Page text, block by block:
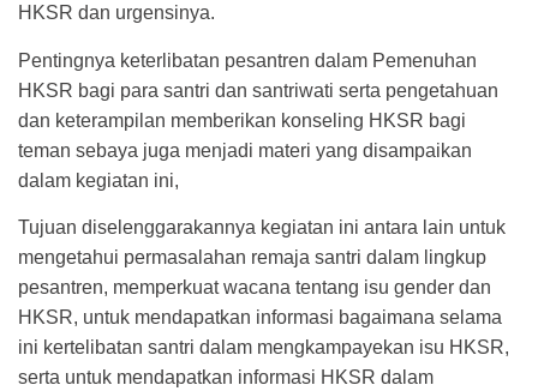
HKSR dan urgensinya.
Pentingnya keterlibatan pesantren dalam Pemenuhan
HKSR bagi para santri dan santriwati serta pengetahuan
dan keterampilan memberikan konseling HKSR bagi
teman sebaya juga menjadi materi yang disampaikan
dalam kegiatan ini,
Tujuan diselenggarakannya kegiatan ini antara lain untuk
mengetahui permasalahan remaja santri dalam lingkup
pesantren, memperkuat wacana tentang isu gender dan
HKSR, untuk mendapatkan informasi bagaimana selama
ini kertelibatan santri dalam mengkampayekan isu HKSR,
serta untuk mendapatkan informasi HKSR dalam